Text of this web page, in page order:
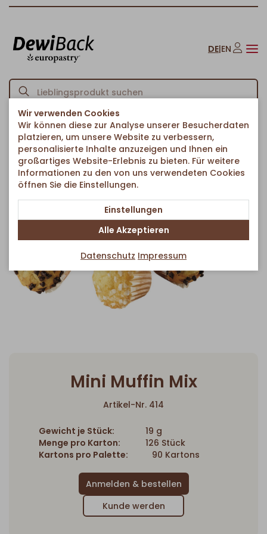
DE|EN
Startseite American Bakery Muffins/ Mini Muffin Mix
Zurück zur Artikelübersicht
Mini Muffin Mix
Artikel-Nr. 414
Gewicht je Stück:
19 g
Menge pro Karton:
126 Stück
Kartons pro Palette:
90 Kartons
Kunde werden
Wir verwenden Cookies
Wir können diese zur Analyse unserer Besucherdaten
platzieren, um unsere Website zu verbessern,
personalisierte Inhalte anzuzeigen und Ihnen ein
großartiges Website-Erlebnis zu bieten. Für weitere
Informationen zu den von uns verwendeten Cookies
öffnen Sie die Einstellungen.
Einstellungen
Alle Akzeptieren
Datenschutz Impressum